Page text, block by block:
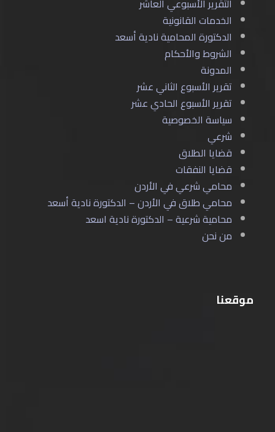
الخدمات القانونية
الدكتورة المحامية نادية أسعد
الشروط والأحكام
المدونة
تقرير الأسبوع الثاني عشر
تقرير الأسبوع الحادي عشر
سياسة الخصوصية
شرعي
قضايا الطلاق
قضايا النفقات
محامي شرعي في الأردن
محامي طلاق في الأردن – الدكتورة نادية أسعد
محامية شرعية – الدكتورة نادية اسعد
من نحن
موقعنا